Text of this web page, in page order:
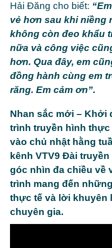
Hải Đăng cho biết:
vẻ hơn sau khi niềng
không còn đeo khẩu
nữa và công việc
hơn. Qua đây, em
đồng hành cùng em
răng. Em cảm ơn”.
Nhan sắc mới – Khởi
trình truyền hình
vào chủ nhật hằng
kênh VTV9 Đài
góc nhìn đa chiều về
trình mang đến
thực tế và lời khuyên
chuyên gia.